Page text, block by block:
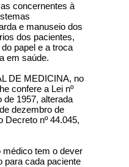
concernentes à
e manuseio dos
dos pacientes,
papel e a troca
em saúde.
DE MEDICINA, no
confere a Lei nº
de 1957, alterada
dezembro de
Decreto nº 44.045,
tem o dever
para cada paciente